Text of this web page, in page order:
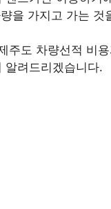
을 가지고 가는 것
주도 차량선적 비
알려드리겠습니다.